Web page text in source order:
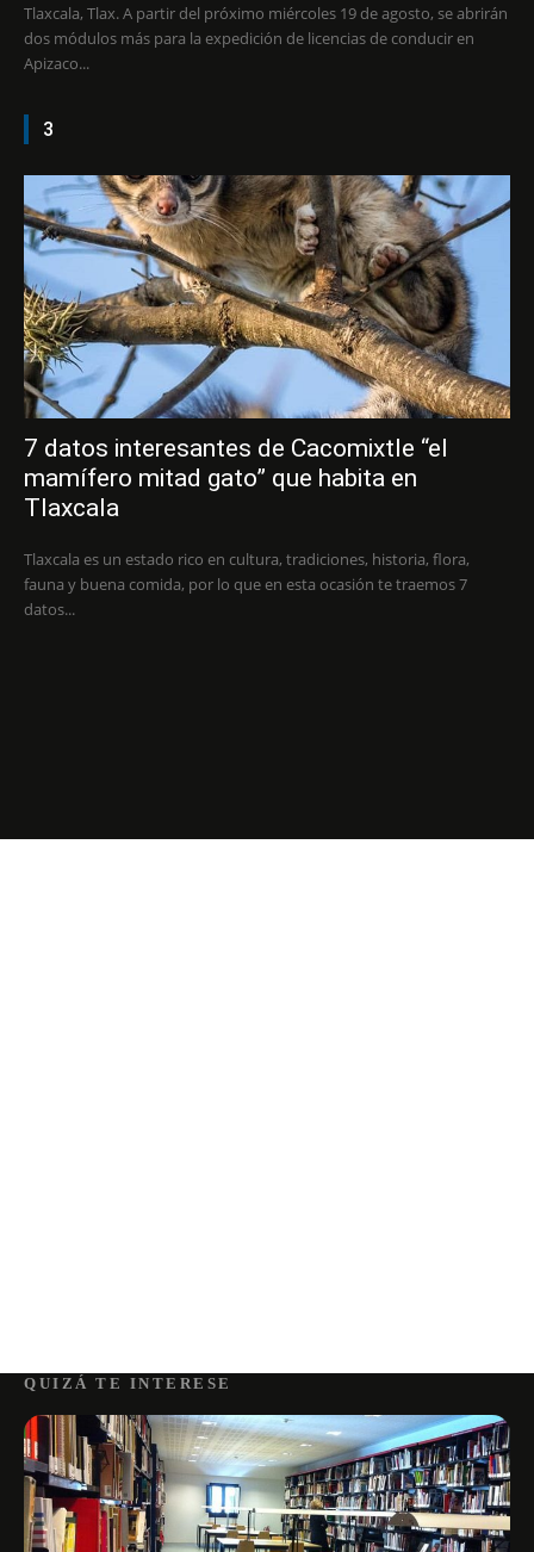
Tlaxcala, Tlax. A partir del próximo miércoles 19 de agosto, se abrirán
dos módulos más para la expedición de licencias de conducir en
Apizaco...
3
7 datos interesantes de Cacomixtle “el
mamífero mitad gato” que habita en
Tlaxcala
Tlaxcala es un estado rico en cultura, tradiciones, historia, flora,
fauna y buena comida, por lo que en esta ocasión te traemos 7
datos...
QUIZÁ TE INTERESE